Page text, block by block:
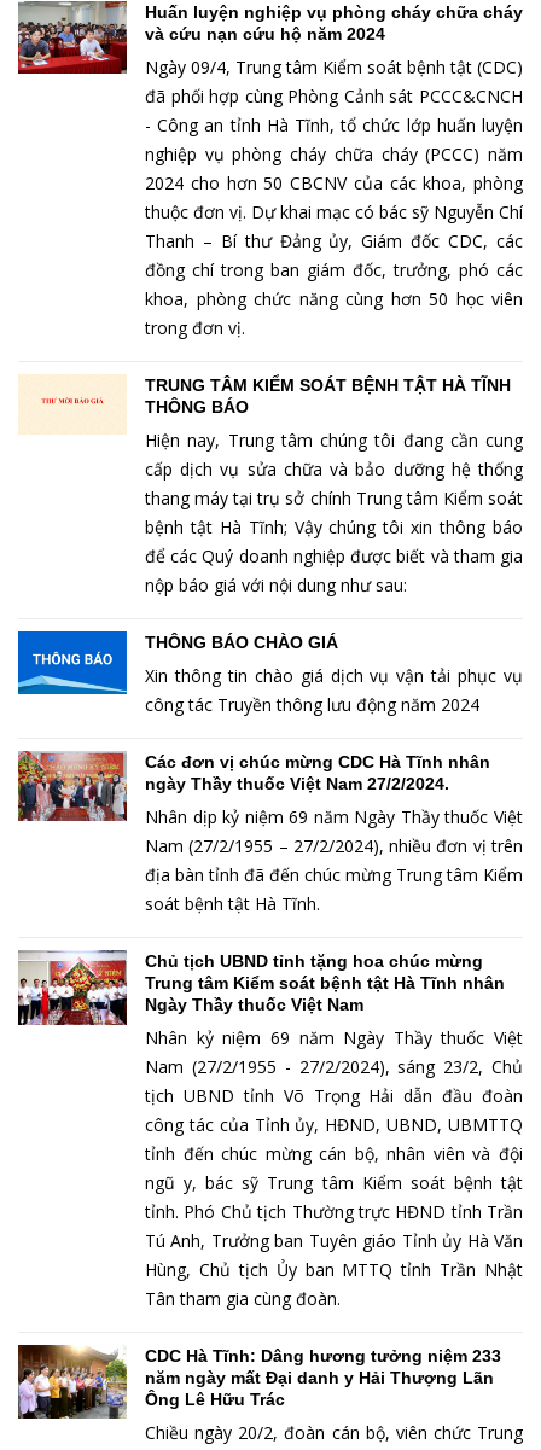
Huấn luyện nghiệp vụ phòng cháy chữa cháy
và cứu nạn cứu hộ năm 2024
Ngày 09/4, Trung tâm Kiểm soát bệnh tật (CDC)
đã phối hợp cùng Phòng Cảnh sát PCCC&CNCH
- Công an tỉnh Hà Tĩnh, tổ chức lớp huấn luyện
nghiệp vụ phòng cháy chữa cháy (PCCC) năm
2024 cho hơn 50 CBCNV của các khoa, phòng
thuộc đơn vị. Dự khai mạc có bác sỹ Nguyễn Chí
Thanh – Bí thư Đảng ủy, Giám đốc CDC, các
đồng chí trong ban giám đốc, trưởng, phó các
khoa, phòng chức năng cùng hơn 50 học viên
trong đơn vị.
TRUNG TÂM KIỂM SOÁT BỆNH TẬT HÀ TĨNH
THÔNG BÁO
Hiện nay, Trung tâm chúng tôi đang cần cung
cấp dịch vụ sửa chữa và bảo dưỡng hệ thống
thang máy tại trụ sở chính Trung tâm Kiểm soát
bệnh tật Hà Tĩnh; Vậy chúng tôi xin thông báo
để các Quý doanh nghiệp được biết và tham gia
nộp báo giá với nội dung như sau:
THÔNG BÁO CHÀO GIÁ
Xin thông tin chào giá dịch vụ vận tải phục vụ
công tác Truyền thông lưu động năm 2024
Các đơn vị chúc mừng CDC Hà Tĩnh nhân
ngày Thầy thuốc Việt Nam 27/2/2024.
Nhân dịp kỷ niệm 69 năm Ngày Thầy thuốc Việt
Nam (27/2/1955 – 27/2/2024), nhiều đơn vị trên
địa bàn tỉnh đã đến chúc mừng Trung tâm Kiểm
soát bệnh tật Hà Tĩnh.
Chủ tịch UBND tỉnh tặng hoa chúc mừng
Trung tâm Kiểm soát bệnh tật Hà Tĩnh nhân
Ngày Thầy thuốc Việt Nam
Nhân kỷ niệm 69 năm Ngày Thầy thuốc Việt
Nam (27/2/1955 - 27/2/2024), sáng 23/2, Chủ
tịch UBND tỉnh Võ Trọng Hải dẫn đầu đoàn
công tác của Tỉnh ủy, HĐND, UBND, UBMTTQ
tỉnh đến chúc mừng cán bộ, nhân viên và đội
ngũ y, bác sỹ Trung tâm Kiểm soát bệnh tật
tỉnh. Phó Chủ tịch Thường trực HĐND tỉnh Trần
Tú Anh, Trưởng ban Tuyên giáo Tỉnh ủy Hà Văn
Hùng, Chủ tịch Ủy ban MTTQ tỉnh Trần Nhật
Tân tham gia cùng đoàn.
CDC Hà Tĩnh: Dâng hương tưởng niệm 233
năm ngày mất Đại danh y Hải Thượng Lãn
Ông Lê Hữu Trác
Chiều ngày 20/2, đoàn cán bộ, viên chức Trung